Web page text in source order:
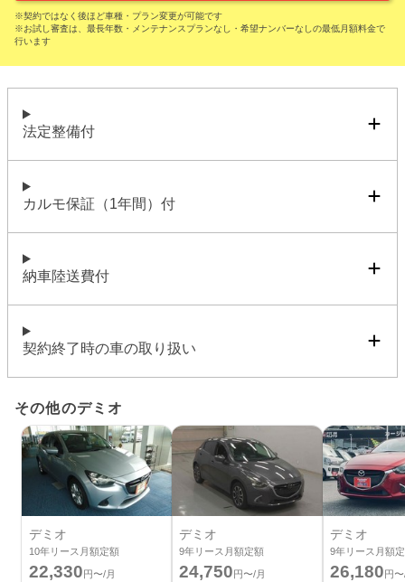
※契約ではなく後ほど車種・プラン変更が可能です
※お試し審査は、最長年数・メンテナンスプランなし・希望ナンバーなしの最低月額料金で
行います
法定整備付
カルモ保証（1年間）付
納車陸送費付
契約終了時の車の取り扱い
その他のデミオ
デミオ
10年リース月額定額
22,330円〜/月
デミオ
9年リース月額定額
24,750円〜/月
デミオ
9年リース月額
26,180円